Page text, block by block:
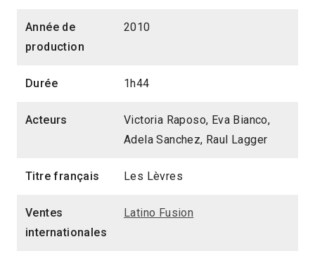
Année de
production
2010
Durée 1h44
Acteurs
Victoria Raposo, Eva Bianco,
Adela Sanchez, Raul Lagger
Titre français Les Lèvres
Ventes
internationales
Latino Fusion